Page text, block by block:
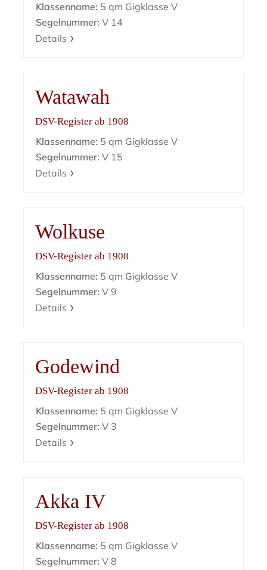
Klassenname: 5 qm Gigklasse V
Segelnummer: V 14
Details
Watawah
DSV-Register ab 1908
Klassenname: 5 qm Gigklasse V
Segelnummer: V 15
Details
Wolkuse
DSV-Register ab 1908
Klassenname: 5 qm Gigklasse V
Segelnummer: V 9
Details
Godewind
DSV-Register ab 1908
Klassenname: 5 qm Gigklasse V
Segelnummer: V 3
Details
Akka IV
DSV-Register ab 1908
Klassenname: 5 qm Gigklasse V
Segelnummer: V 8